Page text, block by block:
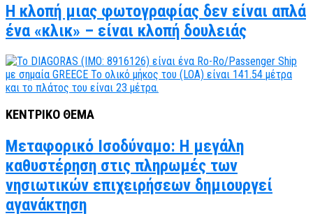
Η κλοπή μιας φωτογραφίας δεν είναι απλά
ένα «κλικ» – είναι κλοπή δουλειάς
ΚΕΝΤΡΙΚΟ ΘΕΜΑ
Μεταφορικό Ισοδύναμο: Η μεγάλη
καθυστέρηση στις πληρωμές των
νησιωτικών επιχειρήσεων δημιουργεί
αγανάκτηση